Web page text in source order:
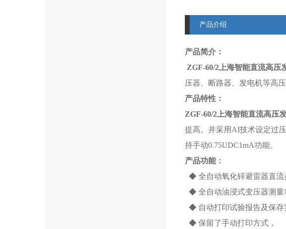
产品介绍
产品简介：
ZGF-60/2 上海智能直流高压
压器、断路器、发电机等高
产品特性：
ZGF-60/2 上海智能直流高压
提高。并采用AI技术设定过
持手动0.75UDC1mA功能。
产品功能：
◆ 全自动氧化锌避雷器直流
◆ 全自动油浸式变压器测量
◆ 自动打印试验报告及保存
◆ 保留了手动打印方式，